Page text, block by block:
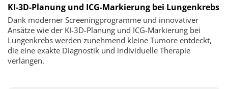
KI-3D-Planung und ICG-Markierung bei Lungenkrebs
Dank moderner Screeningprogramme und innovativer
Ansätze wie der KI-3D-Planung und ICG-Markierung bei
Lungenkrebs werden zunehmend kleine Tumore entdeckt,
die eine exakte Diagnostik und individuelle Therapie
verlangen.